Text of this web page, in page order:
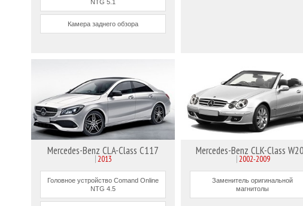
NTG 5.1
Камера заднего обзора
Mercedes-Benz CLA-Class C117
2013
Головное устройство Comand Online
NTG 4.5
Mercedes-Benz CLK-Class
2002-2009
Заменитель оригинальной
магнитолы